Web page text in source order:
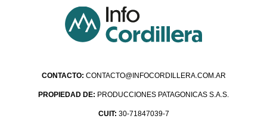
CONTACTO: CONTACTO@INFOCORDILLERA.COM.AR
PROPIEDAD DE: PRODUCCIONES PATAGONICAS S.A.S.
CUIT: 30-71847039-7